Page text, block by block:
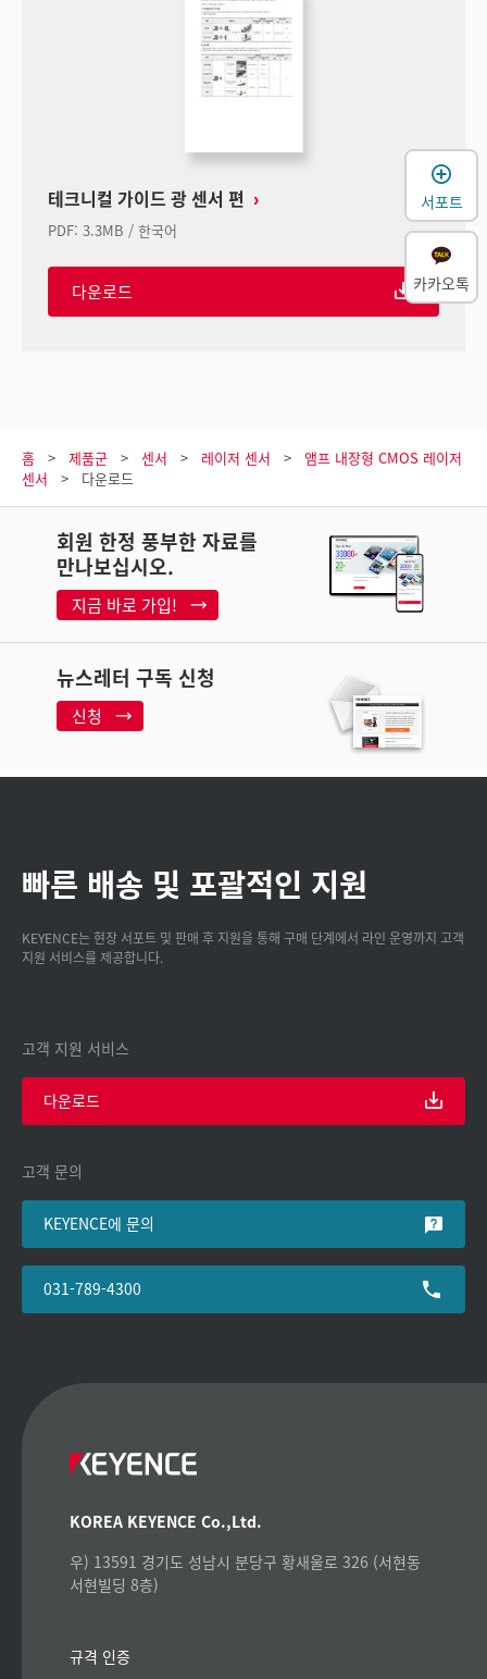
테크니컬 가이드 광 센서 편
PDF: 3.3MB / 한국어
다운로드
홈 제품군 센서 레이저 센서
앰프 내장형 CMOS 레이저
센서
다운로드
회원 한정 풍부한 자료를
만나보십시오.
지금 바로 가입!
뉴스레터 구독 신청
신청
빠른 배송 및 포괄적인 지원
KEYENCE는 현장 서포트 및 판매 후 지원을 통해 구매 단계에서 라인 운영까지 고객
지원 서비스를 제공합니다.
고객 지원 서비스
다운로드
고객 문의
KEYENCE에 문의
031-789-4300
KOREA KEYENCE Co.,Ltd.
우) 13591 경기도 성남시 분당구 황새울로 326 (서현동
서현빌딩 8층)
규격 인증
서포트
카카오톡